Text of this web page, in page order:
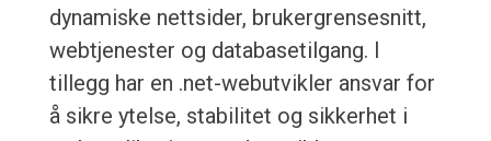
dynamiske nettsider, brukergrensesnitt,
webtjenester og databasetilgang. I
tillegg har en .net-webutvikler ansvar for
å sikre ytelse, stabilitet og sikkerhet i